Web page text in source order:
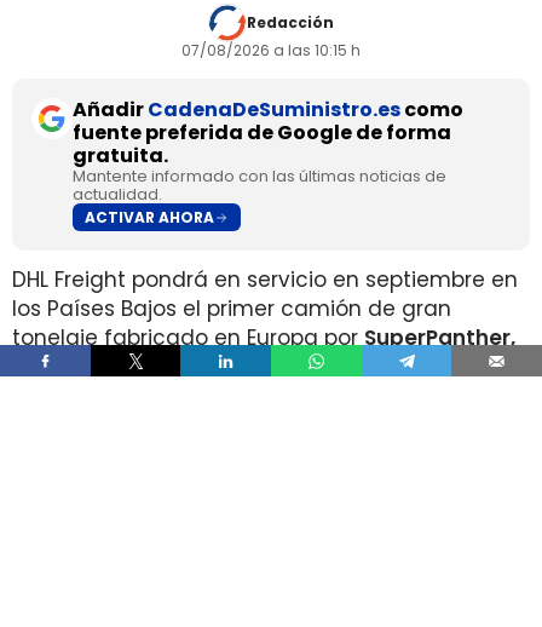
Redacción
07/08/2026 a las 10:15 h
AñadirCadenaDeSuministro.escomo
fuente preferida de Google de forma
gratuita.
Mantente informado con las últimas noticias de
actualidad.
ACTIVAR AHORA
DHL Freight pondrá en servicio en septiembre en
los Países Bajos el primer camión de gran
tonelaje fabricado en Europa porSuperPanther,
después de trasladar la unidad desde Austria